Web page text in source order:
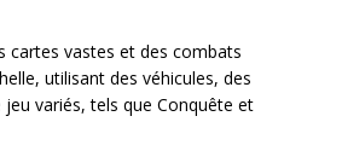
cartes vastes et des combats
utilisant des véhicules, des
variés, tels que Conquête et